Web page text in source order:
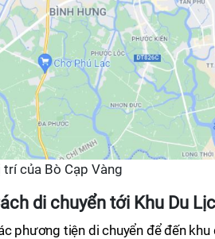
trí của Bò Cạp Vàng
di chuyển tới Khu Du
phương tiện di chuyển để đến